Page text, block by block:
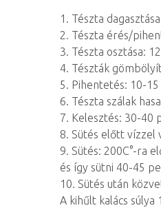
1. Tészta
2. Tészta érés/
3. Tészta osztása:
4. Tészták
5. Pihentetés: 10-
6. Tészta szálak
7. Kelesztés: 30-40
8. Sütés előtt vízzel
9. Sütés: 200C°-ra
és így sütni 40-45
10. Sütés után
A kihűlt kalács súlya